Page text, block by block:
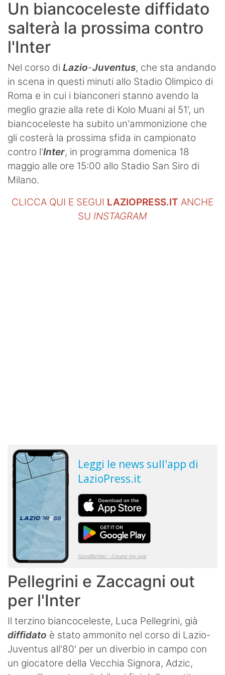
Un biancoceleste diffidato
salterà la prossima contro
l'Inter
Nel corso di Lazio-Juventus, che sta andando
in scena in questi minuti allo Stadio Olimpico di
Roma e in cui i bianconeri stanno avendo la
meglio grazie alla rete di Kolo Muani al 51', un
biancoceleste ha subito un'ammonizione che
gli costerà la prossima sfida in campionato
contro l'Inter, in programma domenica 18
maggio alle ore 15:00 allo Stadio San Siro di
Milano.
CLICCA QUI E SEGUI LAZIOPRESS.IT ANCHE
SU INSTAGRAM
Pellegrini e Zaccagni out
per l'Inter
Il terzino biancoceleste, Luca Pellegrini, già
diffidato è stato ammonito nel corso di Lazio-
Juventus all'80' per un diverbio in campo con
un giocatore della Vecchia Signora, Adzic,